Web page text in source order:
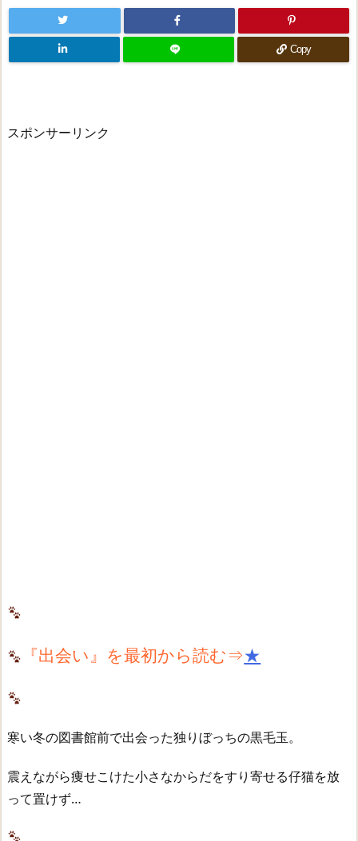
Copy
スポンサーリンク
『出会い』を最初から読む⇒★
寒い冬の図書館前で出会った独りぼっちの黒毛玉。
震えながら痩せこけた小さなからだをすり寄せる仔猫を放
って置けず…